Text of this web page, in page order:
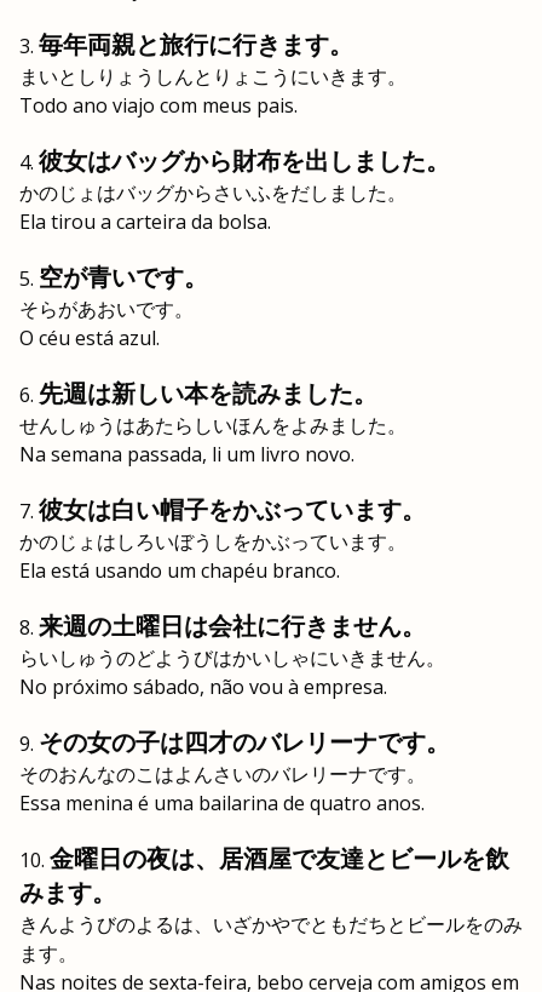
毎年両親と旅行に行きます。
まいとしりょうしんとりょこうにいきます。
Todo ano viajo com meus pais.
彼女はバッグから財布を出しました。
かのじょはバッグからさいふをだしました。
Ela tirou a carteira da bolsa.
空が青いです。
そらがあおいです。
O céu está azul.
先週は新しい本を読みました。
せんしゅうはあたらしいほんをよみました。
Na semana passada, li um livro novo.
彼女は白い帽子をかぶっています。
かのじょはしろいぼうしをかぶっています。
Ela está usando um chapéu branco.
来週の土曜日は会社に行きません。
らいしゅうのどようびはかいしゃにいきません。
No próximo sábado, não vou à empresa.
その女の子は四才のバレリーナです。
そのおんなのこはよんさいのバレリーナです。
Essa menina é uma bailarina de quatro anos.
金曜日の夜は、居酒屋で友達とビールを飲
みます。
きんようびのよるは、いざかやでともだちとビールをのみ
ます。
Nas noites de sexta-feira, bebo cerveja com amigos em